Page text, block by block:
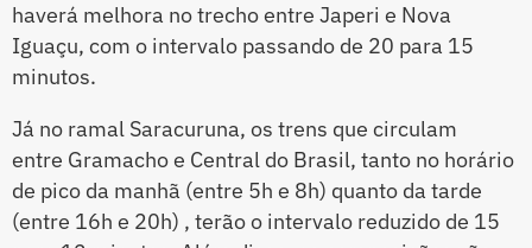
haverá melhora no trecho entre Japeri e Nova
Iguaçu, com o intervalo passando de 20 para 15
minutos.
Já no ramal Saracuruna, os trens que circulam
entre Gramacho e Central do Brasil, tanto no horário
de pico da manhã (entre 5h e 8h) quanto da tarde
(entre 16h e 20h) , terão o intervalo reduzido de 15